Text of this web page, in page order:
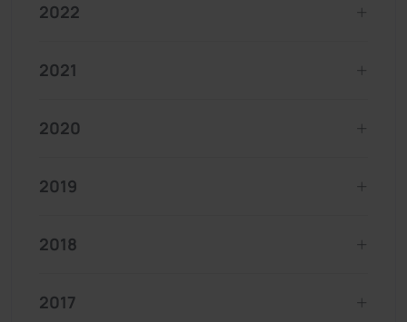
2022
2021
2020
2019
2018
2017